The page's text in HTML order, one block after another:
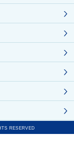
RESERVED